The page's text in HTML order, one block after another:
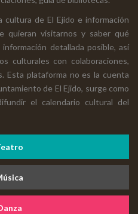
cultura de El Ejido e información
quieran visitarnos y saber qué
detallada posible, así
culturales con colaboraciones,
Esta plataforma no es la cuenta
de El Ejido, surge como
el calendario cultural del